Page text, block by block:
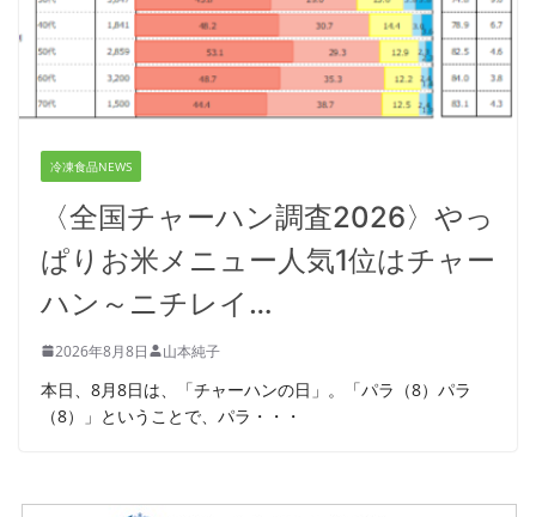
冷凍食品NEWS
〈全国チャーハン調査2026〉やっ
ぱりお米メニュー人気1位はチャー
ハン～ニチレイ…
2026年8月8日 山本純子
本日、8月8日は、「チャーハンの日」。「パラ（8）パラ
（8）」ということで、パラ・・・